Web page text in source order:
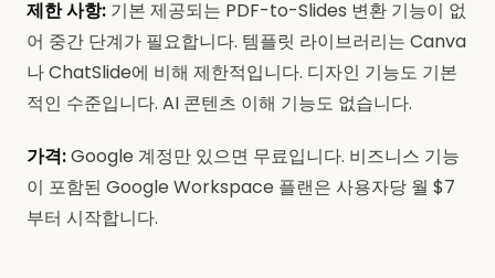
제한 사항: 기본 제공되는 PDF-to-Slides 변환 기능이 없
어 중간 단계가 필요합니다. 템플릿 라이브러리는 Canva
나 ChatSlide에 비해 제한적입니다. 디자인 기능도 기본
적인 수준입니다. AI 콘텐츠 이해 기능도 없습니다.
가격:Google 계정만 있으면 무료입니다. 비즈니스 기능
이 포함된 Google Workspace 플랜은 사용자당 월 $7
부터 시작합니다.